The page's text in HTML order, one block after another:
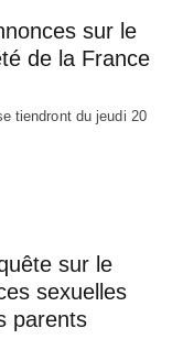
sur le
de la France
tiendront du jeudi 20
sur le
sexuelles
parents